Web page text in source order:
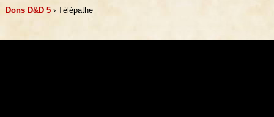
Dons D&D 5 › Télépathe